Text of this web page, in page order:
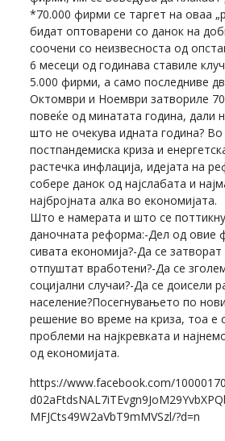
*70.000 фирми се таргет на оваа
бидат оптоварени со данок на
соочени со неизвесноста од
6 месеци од годинава ставиле
5.000 фирми, а само последниве
Октомври и Ноември затвориле
повеќе од минатата година, дали
што не очекува идната година?
постпандемиска криза и
растечка инфлација, идејата на
собере данок од најслабата и
најбројната алка во економијата.
Што е намерата и што се
даночната реформа:-Дел од овие
сивата економија?-Да се
отпуштат вработени?-Да се
социјални случаи?-Да се доисели
население?Посегнувањето по
решение во време на криза, тоа е
проблеми на најкревката и
од економијата.
https://www.facebook.com/
MFJCts49W2aVbT9mMVSzl/?d=n